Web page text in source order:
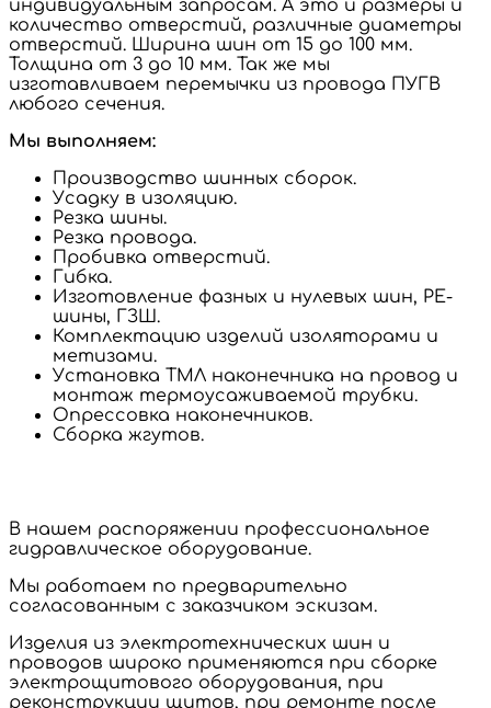
индивидуальным запросам. А это и размеры и
количество отверстий, различные диаметры
отверстий. Ширина шин от 15 до 100 мм.
Толщина от 3 до 10 мм. Так же мы
изготавливаем перемычки из провода ПУГВ
любого сечения.
Мы выполняем:
Производство шинных сборок.
Усадку в изоляцию.
Резка шины.
Резка провода.
Пробивка отверстий.
Гибка.
Изготовление фазных и нулевых шин, PE-
шины, ГЗШ.
Комплектацию изделий изоляторами и
метизами.
Установка ТМЛ наконечника на провод и
монтаж термоусаживаемой трубки.
Опрессовка наконечников.
Сборка жгутов.
В нашем распоряжении профессиональное
гидравлическое оборудование.
Мы работаем по предварительно
согласованным с заказчиком эскизам.
Изделия из электротехнических шин и
проводов широко применяются при сборке
электрощитового оборудования, при
реконструкции щитов, при ремонте после